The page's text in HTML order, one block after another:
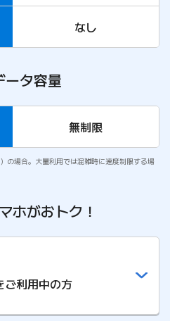
なし
ータ容量
無制限
の場合。大量利用では混雑時に速度制限する場
ホがおトク！
ご利用中の方